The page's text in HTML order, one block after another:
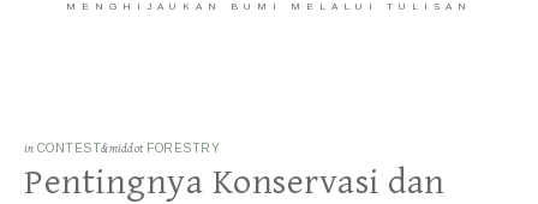
MENGHIJAUKAN BUMI MELALUI TULISAN
in CONTEST&middot FORESTRY
Pentingnya Konservasi dan